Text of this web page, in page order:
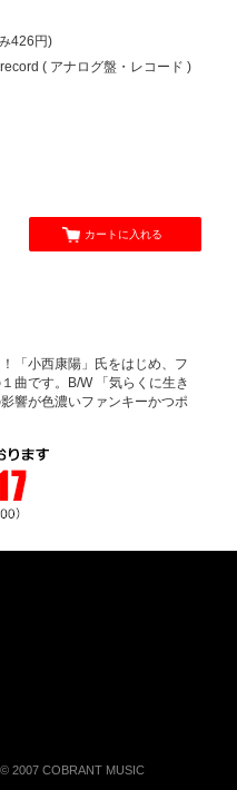
426円)
( アナログ盤・レコード )
カートに入れる
「小西康陽」氏をはじめ、フ
曲です。B/W 「気らくに生き
響が色濃いファンキーかつポ
2007 COBRANT MUSIC